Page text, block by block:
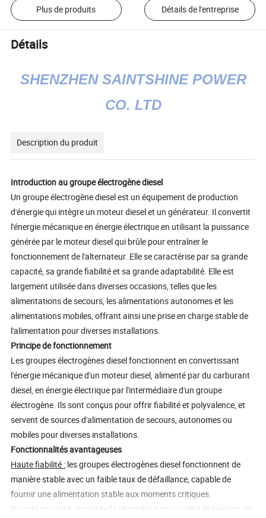
Plus de produits Détails de l'entreprise
Détails
SHENZHEN SAINTSHINE POWER
CO. LTD
Description du produit
Introduction au groupe électrogène diesel
Un groupe électrogène diesel est un équipement de production
d'énergie qui intègre un moteur diesel et un générateur. Il convertit
l'énergie mécanique en énergie électrique en utilisant la puissance
générée par le moteur diesel qui brûle pour entraîner le
fonctionnement de l'alternateur. Elle se caractérise par sa grande
capacité, sa grande fiabilité et sa grande adaptabilité. Elle est
largement utilisée dans diverses occasions, telles que les
alimentations de secours, les alimentations autonomes et les
alimentations mobiles, offrant ainsi une prise en charge stable de
l'alimentation pour diverses installations.
Principe de fonctionnement
Les groupes électrogènes diesel fonctionnent en convertissant
l'énergie mécanique d'un moteur diesel, alimenté par du carburant
diesel, en énergie électrique par l'intermédiaire d'un groupe
électrogène. Ils sont conçus pour offrir fiabilité et polyvalence, et
servent de sources d'alimentation de secours, autonomes ou
mobiles pour diverses installations.
Fonctionnalités avantageuses
Haute fiabilité : les groupes électrogènes diesel fonctionnent de
manière stable avec un faible taux de défaillance, capable de
fournir une alimentation stable aux moments critiques.
Grande capacité :
capable de répondre à une variété de besoins en